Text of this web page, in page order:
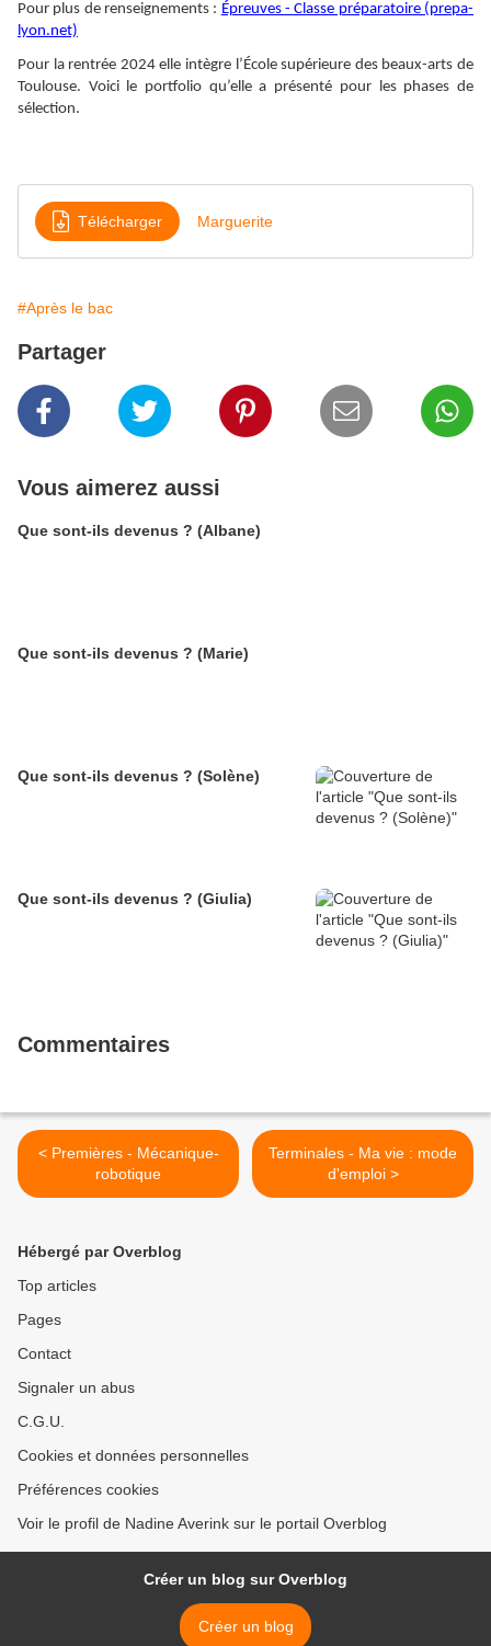
Pour plus de renseignements : Épreuves - Classe préparatoire (prepa-
lyon.net)
Pour la rentrée 2024 elle intègre l’École supérieure des beaux-arts de
Toulouse. Voici le portfolio qu’elle a présenté pour les phases de
sélection.
Télécharger Marguerite
#Après le bac
Partager
Vous aimerez aussi
Que sont-ils devenus ? (Albane)
Que sont-ils devenus ? (Marie)
Que sont-ils devenus ? (Solène)
Que sont-ils devenus ? (Giulia)
Commentaires
< Premières - Mécanique-
robotique
Terminales - Ma vie : mode
d'emploi >
Hébergé par Overblog
Top articles
Pages
Contact
Signaler un abus
C.G.U.
Cookies et données personnelles
Préférences cookies
Voir le profil de Nadine Averink sur le portail Overblog
Créer un blog sur Overblog
Créer un blog